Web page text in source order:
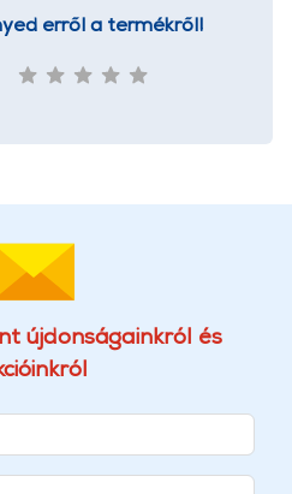
erről a termékről!
újdonságainkról és